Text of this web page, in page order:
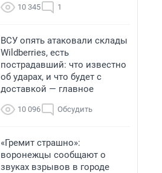
10 345 1
ВСУ опять атаковали склады
Wildberries, есть
пострадавший: что известно
об ударах, и что будет с
доставкой — главное
10 096 Обсудить
«Гремит страшно»:
воронежцы сообщают о
звуках взрывов в городе